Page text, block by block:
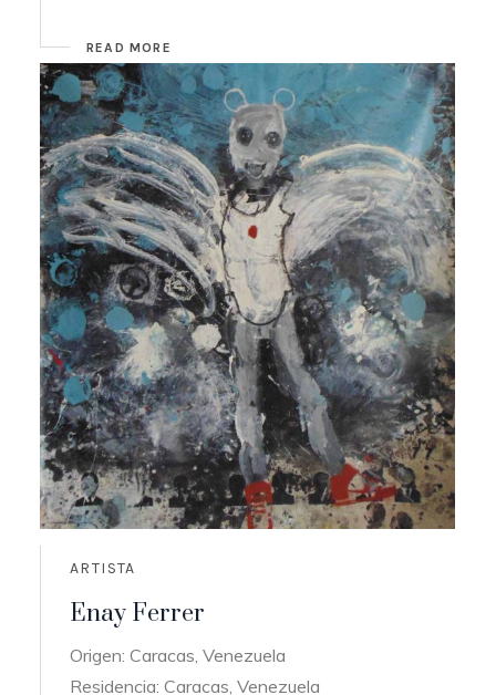
READ MORE
ARTISTA
Enay Ferrer
Origen: Caracas, Venezuela
Residencia: Caracas, Venezuela